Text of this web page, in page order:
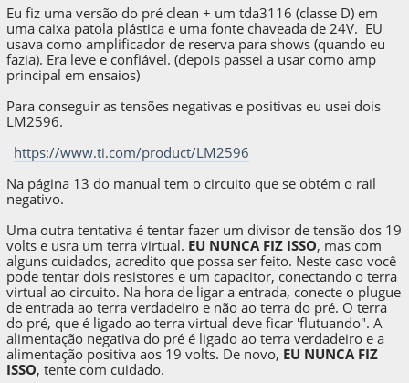
Eu fiz uma versão do pré clean + um tda3116 (classe D) em
uma caixa patola plástica e uma fonte chaveada de 24V. EU
usava como amplificador de reserva para shows (quando eu
fazia). Era leve e confiável. (depois passei a usar como amp
principal em ensaios)
Para conseguir as tensões negativas e positivas eu usei dois
LM2596.
https://www.ti.com/product/LM2596
Na página 13 do manual tem o circuito que se obtém o rail
negativo.
Uma outra tentativa é tentar fazer um divisor de tensão dos 19
volts e usra um terra virtual. EU NUNCA FIZ ISSO, mas com
alguns cuidados, acredito que possa ser feito. Neste caso você
pode tentar dois resistores e um capacitor, conectando o terra
virtual ao circuito. Na hora de ligar a entrada, conecte o plugue
de entrada ao terra verdadeiro e não ao terra do pré. O terra
do pré, que é ligado ao terra virtual deve ficar 'flutuando". A
alimentação negativa do pré é ligado ao terra verdadeiro e a
alimentação positiva aos 19 volts. De novo, EU NUNCA FIZ
ISSO, tente com cuidado.